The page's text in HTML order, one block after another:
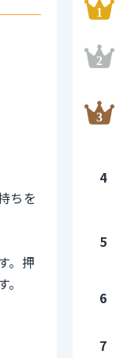
ちを
。押
4
5
6
7